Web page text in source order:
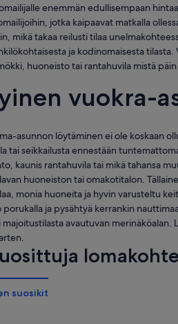
enemmän edullisempaan
jotka kaipaavat matkalla
mikä takaa reilusti tilaa
ja kodinomaisesta
huoneisto tai rantahuvila mistä päin
vuokra-
asunnon löytäminen ei ole koskaan
tai seikkailusta ennestään
kaunis rantahuvila tai mikä tahansa
huoneiston tai omakotitalon.
monia huoneita ja hyvin varusteltu
porukalla ja pysähtyä kerrankin
avautuvan
suosikit